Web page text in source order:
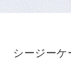
シージーケ